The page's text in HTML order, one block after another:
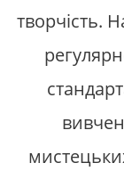
творчість.